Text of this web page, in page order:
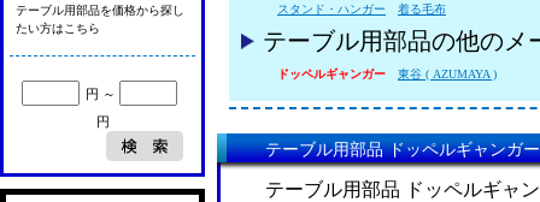
スタンド・ハンガー
着る毛布
テーブル用部品の他のメ
ドッペルギャンガー 東谷 ( AZUMAYA )
テーブル用部品 ドッペルギャンガ
テーブル用部品 ドッペルギャ
テーブル用部品を価格から探し
たい方はこちら
円 ～
円